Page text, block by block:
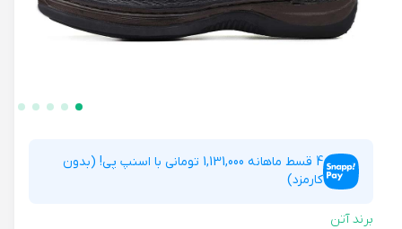
4 قسط ماهانه 1,131,000 تومانی با اسنپ پی! (بدون
کارمزد)
برند آتن